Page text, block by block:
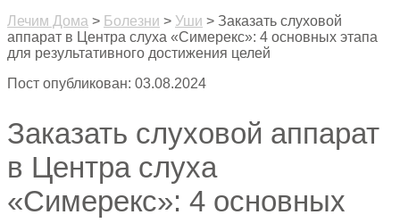
Лечим Дома > Болезни > Уши > Заказать слуховой
аппарат в Центра слуха «Симерекс»: 4 основных этапа
для результативного достижения целей
Пост опубликован: 03.08.2024
Заказать слуховой аппарат
в Центра слуха
«Симерекс»: 4 основных